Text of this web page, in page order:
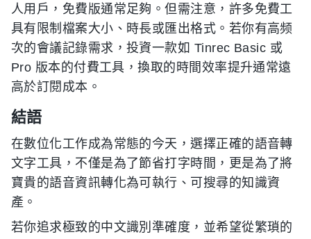
人用戶，免費版通常足夠。但需注意，許多免費工
具有限制檔案大小、時長或匯出格式。若你有高频
次的會議記錄需求，投資一款如 Tinrec Basic 或
Pro 版本的付費工具，換取的時間效率提升通常遠
高於訂閱成本。
結語
在數位化工作成為常態的今天，選擇正確的語音轉
文字工具，不僅是為了節省打字時間，更是為了將
寶貴的語音資訊轉化為可執行、可搜尋的知識資
產。
若你追求極致的中文識別準確度，並希望從繁瑣的